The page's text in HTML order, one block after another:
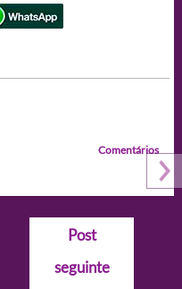
Comentários
Post
seguinte